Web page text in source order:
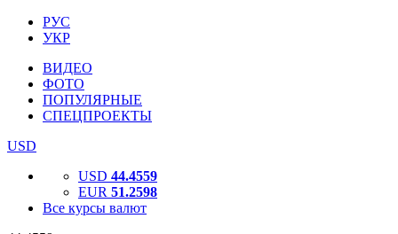
РУС
УКР
ВИДЕО
ФОТО
ПОПУЛЯРНЫЕ
СПЕЦПРОЕКТЫ
USD
USD 44.4559
EUR 51.2598
Все курсы валют